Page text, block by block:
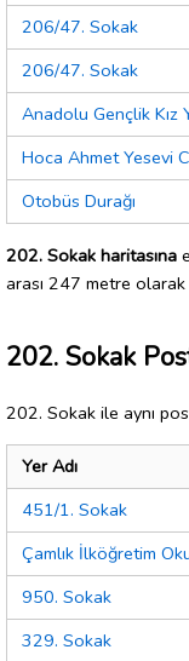
206/47. Sokak
206/47. Sokak
Anadolu Gençlik Kız
Hoca Ahmet Yesevi
Otobüs Durağı
202. Sokak haritasına
arası 247 metre olarak
202. Sokak
202. Sokak ile aynı
Yer Adı
451/1. Sokak
Çamlık İlköğretim
950. Sokak
329. Sokak